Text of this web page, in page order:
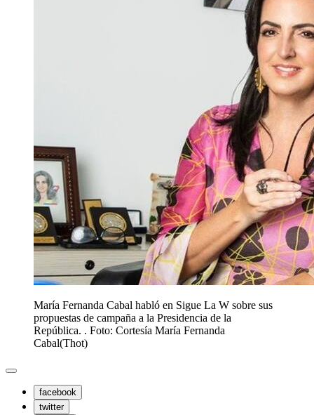
María Fernanda Cabal habló en Sigue La W sobre sus
propuestas de campaña a la Presidencia de la
República. . Foto: Cortesía María Fernanda
Cabal(Thot)
facebook
twitter